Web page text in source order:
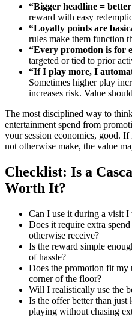
“Bigger headline =
reward with easy
“Loyalty points are
rules make them function
“Every promotion is for
targeted or tied to prior
“If I play more, I
Sometimes higher play
increases risk. Value
The most disciplined way to
entertainment spend from
your session economics, good.
not otherwise make, the value
Checklist: Is a
Worth It?
Can I use it during a visit I
Does it require extra
otherwise receive?
Is the reward simple
of hassle?
Does the promotion fit my
corner of the floor?
Will I realistically use the
Is the offer better than
playing without chasing